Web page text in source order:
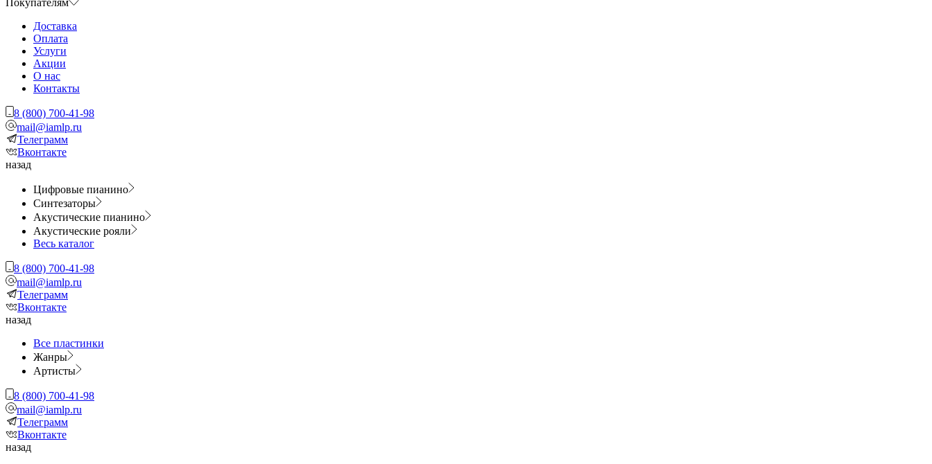
Покупателям
Доставка
Оплата
Услуги
Акции
О нас
Контакты
8 (800) 700-41-98
mail@iamlp.ru
Телеграмм
Вконтакте
назад
Цифровые пианино
Синтезаторы
Акустические пианино
Акустические рояли
Весь каталог
8 (800) 700-41-98
mail@iamlp.ru
Телеграмм
Вконтакте
назад
Все пластинки
Жанры
Артисты
8 (800) 700-41-98
mail@iamlp.ru
Телеграмм
Вконтакте
назад